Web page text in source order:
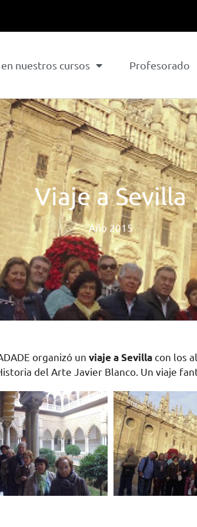
nuestros cursos Profesorado
Viaje a Sevilla
Año 2015
organizó un viaje a Sevilla con los
del Arte Javier Blanco. Un viaje